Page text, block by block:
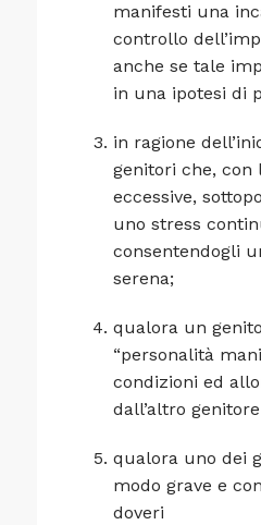
manifesti una
controllo
anche se tale
in una ipotesi di
in ragione
genitori che, con
eccessive,
uno stress
consentendogli
serena;
qualora un
“personalità
condizioni ed
dall’altro
qualora uno dei
modo grave e
doveri